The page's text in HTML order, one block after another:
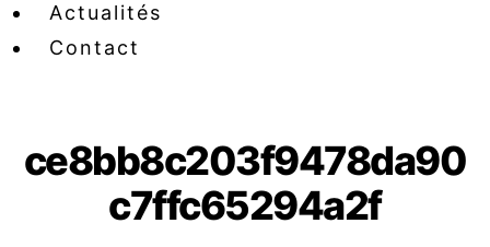
Actualités
Contact
ce8bb8c203f9478da90
c7ffc65294a2f